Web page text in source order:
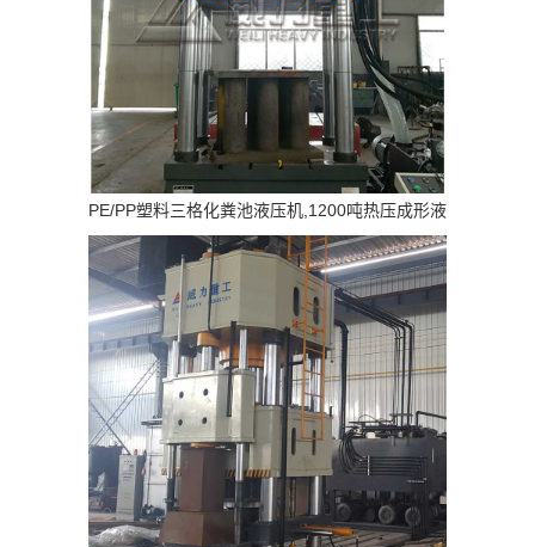
PE/PP塑料三格化粪池液压机,1200吨热压成形液
压机